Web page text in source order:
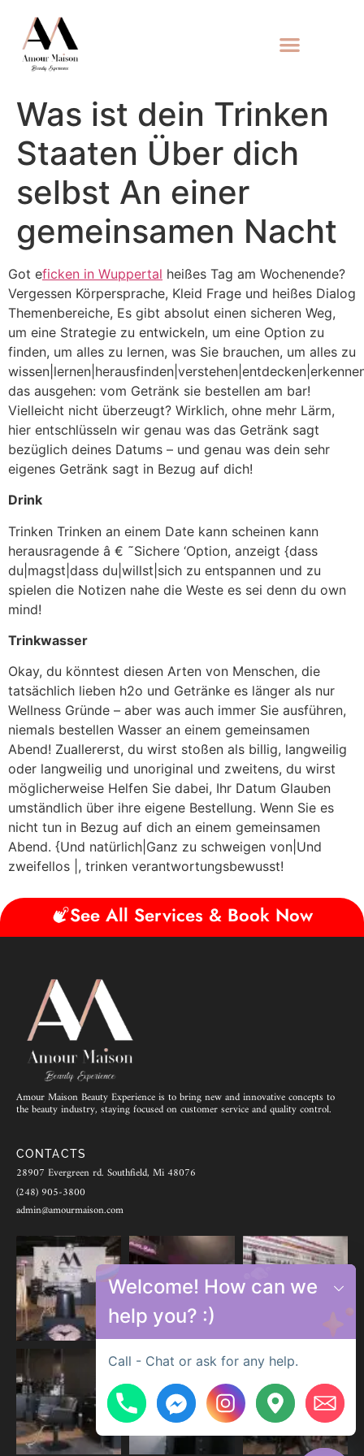
Was ist dein Trinken
Staaten Über dich
selbst An einer
gemeinsamen Nacht
Got eficken in Wuppertal heißes Tag am Wochenende?
Vergessen Körpersprache, Kleid Frage und heißes Dialog
Themenbereiche, Es gibt absolut einen sicheren Weg,
um eine Strategie zu entwickeln, um eine Option zu
finden, um alles zu lernen, was Sie brauchen, um alles zu
das ausgehen: vom Getränk sie bestellen am bar!
Vielleicht nicht überzeugt? Wirklich, ohne mehr Lärm,
hier entschlüsseln wir genau was das Getränk sagt
bezüglich deines Datums – und genau was dein sehr
eigenes Getränk sagt in Bezug auf dich!
Drink
Trinken Trinken an einem Date kann scheinen kann
herausragende â € ˜Sichere ‘Option, anzeigt {dass
du|magst|dass du|willst|sich zu entspannen und zu
spielen die Notizen nahe die Weste es sei denn du own
mind!
Trinkwasser
Okay, du könntest diesen Arten von Menschen, die
tatsächlich lieben h2o und Getränke es länger als nur
Wellness Gründe – aber was auch immer Sie ausführen,
niemals bestellen Wasser an einem gemeinsamen
Abend! Zuallererst, du wirst stoßen als billig, langweilig
oder langweilig und unoriginal und zweitens, du wirst
möglicherweise Helfen Sie dabei, Ihr Datum Glauben
umständlich über ihre eigene Bestellung. Wenn Sie es
nicht tun in Bezug auf dich an einem gemeinsamen
Abend. {Und natürlich|Ganz zu schweigen von|Und
zweifellos |, trinken verantwortungsbewusst!
See All Services & Book Now
Amour Maison Beauty Experience is to bring new and innovative concepts to
the beauty industry, staying focused on customer service and quality control.
CONTACTS
28907 Evergreen rd. Southfield, Mi 48076
(248) 905-3800
admin@amourmaison.com
Hide chaty
Welcome! How can we
help you? :)
Call - Chat or ask for any help.